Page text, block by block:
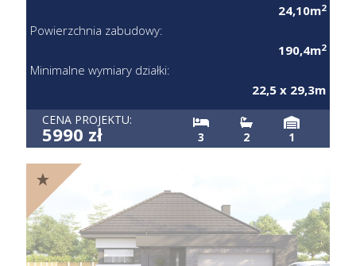
24,10m2
Powierzchnia zabudowy:
190,4m2
Minimalne wymiary działki:
22,5 x 29,3m
CENA PROJEKTU:
5990 zł 3 2 1